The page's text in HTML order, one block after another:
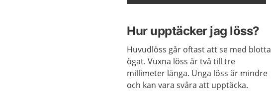
Hur upptäcker jag löss?
Huvudlöss går oftast att se med blotta
ögat. Vuxna löss är två till tre
millimeter långa. Unga löss är mindre
och kan vara svåra att upptäcka.